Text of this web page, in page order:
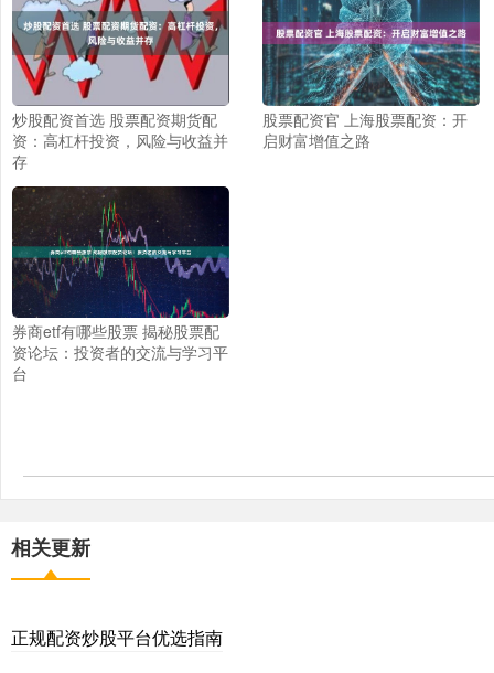
炒股配资首选 股票配资期货配
资：高杠杆投资，风险与收益并
存
股票配资官 上海股票配资：开
启财富增值之路
券商etf有哪些股票 揭秘股票配
资论坛：投资者的交流与学习平
台
相关更新
正规配资炒股平台优选指南